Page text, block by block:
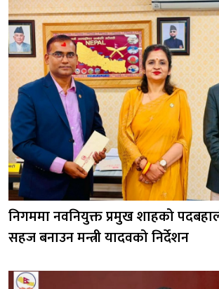
निगममा नवनियुक्त प्रमुख शाहको
सहज बनाउन मन्त्री यादवको निर्देशन